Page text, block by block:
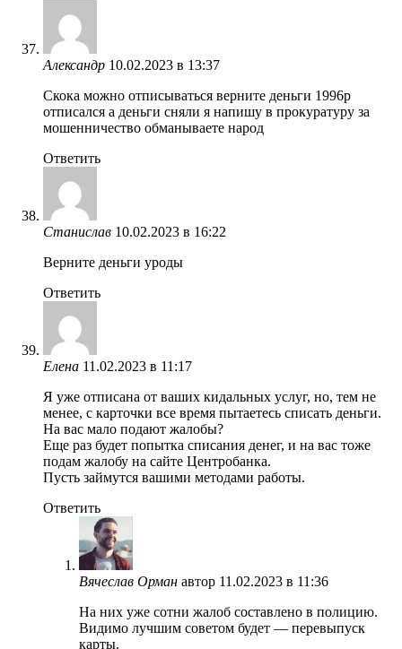
Александр 10.02.2023 в 13:37
Скока можно отписываться верните деньги 1996р
отписался а деньги сняли я напишу в прокуратуру за
мошенничество обманываете народ
Ответить
Станислав 10.02.2023 в 16:22
Верните деньги уроды
Ответить
Елена 11.02.2023 в 11:17
Я уже отписана от ваших кидальных услуг, но, тем не
менее, с карточки все время пытаетесь списать деньги.
На вас мало подают жалобы?
Еще раз будет попытка списания денег, и на вас тоже
подам жалобу на сайте Центробанка.
Пусть займутся вашими методами работы.
Ответить
Вячеслав Орман автор 11.02.2023 в 11:36
На них уже сотни жалоб составлено в полицию.
Видимо лучшим советом будет — перевыпуск
карты.